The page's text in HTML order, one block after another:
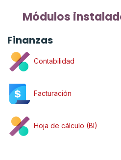
Módulos
Finanzas
Contabilidad
Facturación
Hoja de cálculo (BI)